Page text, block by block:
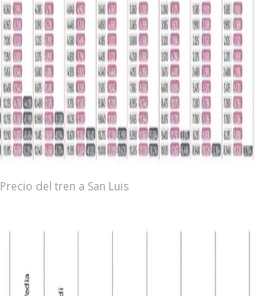
Precio del tren a San Luis